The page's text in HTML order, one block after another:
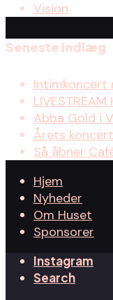
Vision
Seneste indlæg
Intimkoncert
LIVESTREAM
Abba Gold i
Årets
Så åbner
Hjem
Nyheder
Om Huset
Sponsorer
Instagram
Search